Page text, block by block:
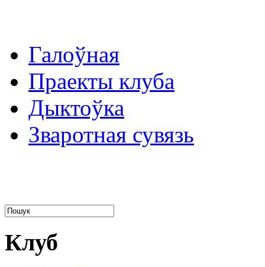
Галоўная
Праекты клуба
Дыктоўка
Зваротная сувязь
Клуб